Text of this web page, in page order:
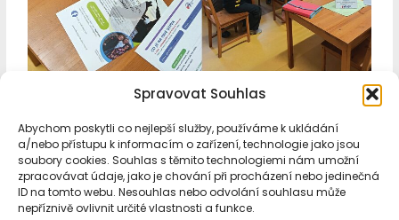
Spravovat Souhlas
Abychom poskytli co nejlepší služby, používáme k ukládání
a/nebo přístupu k informacím o zařízení, technologie jako jsou
soubory cookies. Souhlas s těmito technologiemi nám umožní
zpracovávat údaje, jako je chování při procházení nebo jedinečná
ID na tomto webu. Nesouhlas nebo odvolání souhlasu může
nepříznivě ovlivnit určité vlastnosti a funkce.
←Předchozí Příspěvek Další Příspěvek